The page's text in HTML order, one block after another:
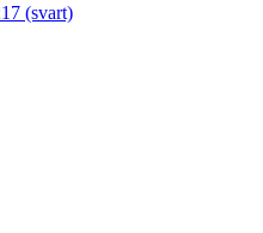
(svart)